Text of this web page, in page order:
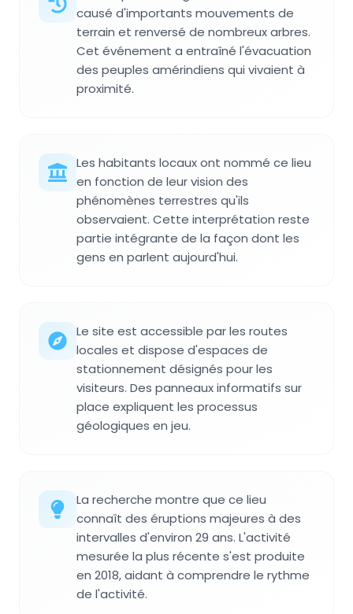
causé d'importants mouvements de
terrain et renversé de nombreux arbres.
Cet événement a entraîné l'évacuation
des peuples amérindiens qui vivaient à
proximité.
Les habitants locaux ont nommé ce lieu
en fonction de leur vision des
phénomènes terrestres qu'ils
observaient. Cette interprétation reste
partie intégrante de la façon dont les
gens en parlent aujourd'hui.
Le site est accessible par les routes
locales et dispose d'espaces de
stationnement désignés pour les
visiteurs. Des panneaux informatifs sur
place expliquent les processus
géologiques en jeu.
La recherche montre que ce lieu
connaît des éruptions majeures à des
intervalles d'environ 29 ans. L'activité
mesurée la plus récente s'est produite
en 2018, aidant à comprendre le rythme
de l'activité.